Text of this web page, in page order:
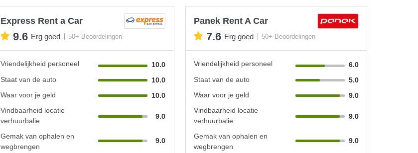
Express Rent a Car
9.6 Erg goed 50+ Beoordelingen
Vriendelijkheid personeel
10.0
Staat van de auto
10.0
Waar voor je geld
10.0
Vindbaarheid locatie
verhuurbalie
9.0
Gemak van ophalen en
wegbrengen
9.0
Panek Rent A Car
7.6 Erg goed 50+ Beoordelingen
Vriendelijkheid personeel
6.0
Staat van de auto
5.0
Waar voor je geld
9.0
Vindbaarheid locatie
verhuurbalie
9.0
Gemak van ophalen en
wegbrengen
9.0